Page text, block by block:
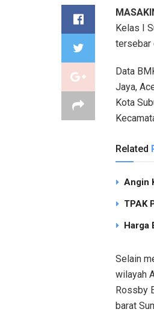
Kelas I
tersebar
Data
Jaya,
Kota
Related
Angin
TPAK
Harga
Selain
wilayah
Rossby
barat